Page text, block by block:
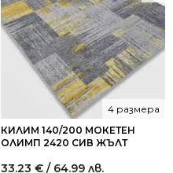
КИЛИМ 140/200 МОКЕТЕН
ОЛИМП 2420 СИВ ЖЪЛТ
4 размера
33.23 € / 64.99 лв.